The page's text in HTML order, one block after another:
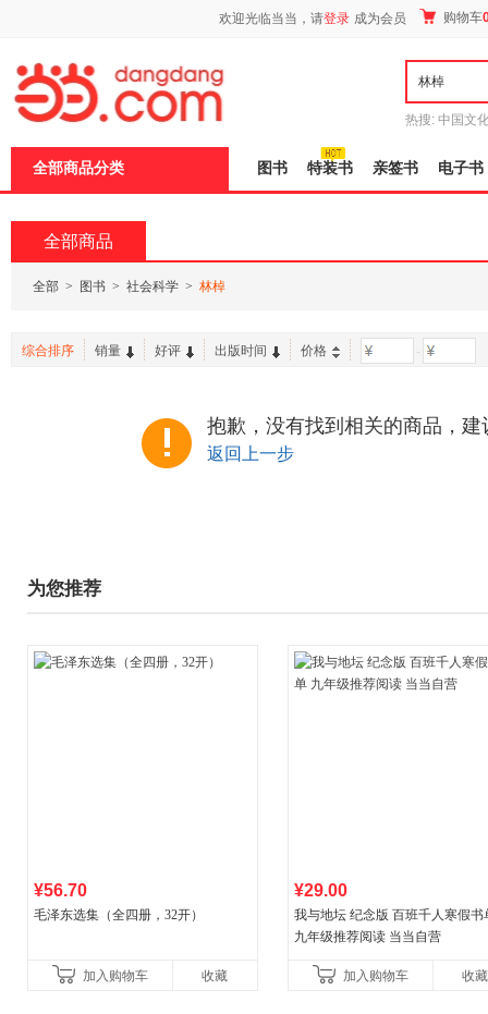
欢迎光临当当，请登录 成为会员 购物车
热搜: 中国文
全部商品分类 图书 特装书 亲签书 电子书
全部商品
全部 > 图书 > 社会科学 > 林棹
综合排序 销量 好评 出版时间 价格 -
抱歉，没有找到相关的商品，
返回上一步
为您推荐
¥56.70
毛泽东选集（全四册，32开）
加入购物车 收藏
¥29.00
我与地坛 纪念版 百班千人寒假书
九年级推荐阅读 当当自营
加入购物车 收藏
页
加